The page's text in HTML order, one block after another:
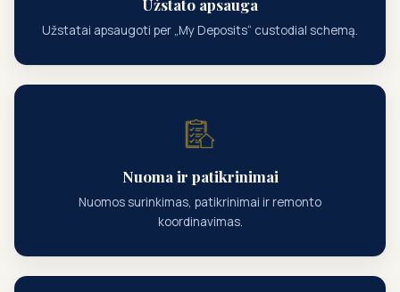
Užstato apsauga
Užstatai apsaugoti per „My Deposits“ custodial schemą.
Nuoma ir patikrinimai
Nuomos surinkimas, patikrinimai ir remonto
koordinavimas.